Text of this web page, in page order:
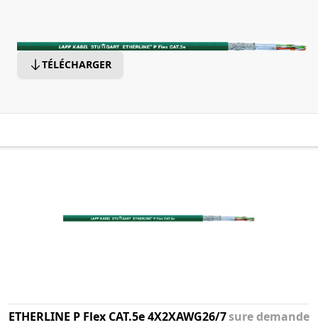
TÉLÉCHARGER
ETHERLINE P Flex CAT.5e 4X2XAWG26/7sure demande